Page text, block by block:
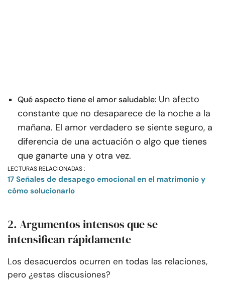
Qué aspecto tiene el amor saludable: Un afecto
constante que no desaparece de la noche a la
mañana. El amor verdadero se siente seguro, a
diferencia de una actuación o algo que tienes
que ganarte una y otra vez.
LECTURAS RELACIONADAS :
17 Señales de desapego emocional en el matrimonio y
cómo solucionarlo
2. Argumentos intensos que se
intensifican rápidamente
Los desacuerdos ocurren en todas las relaciones,
pero ¿estas discusiones?